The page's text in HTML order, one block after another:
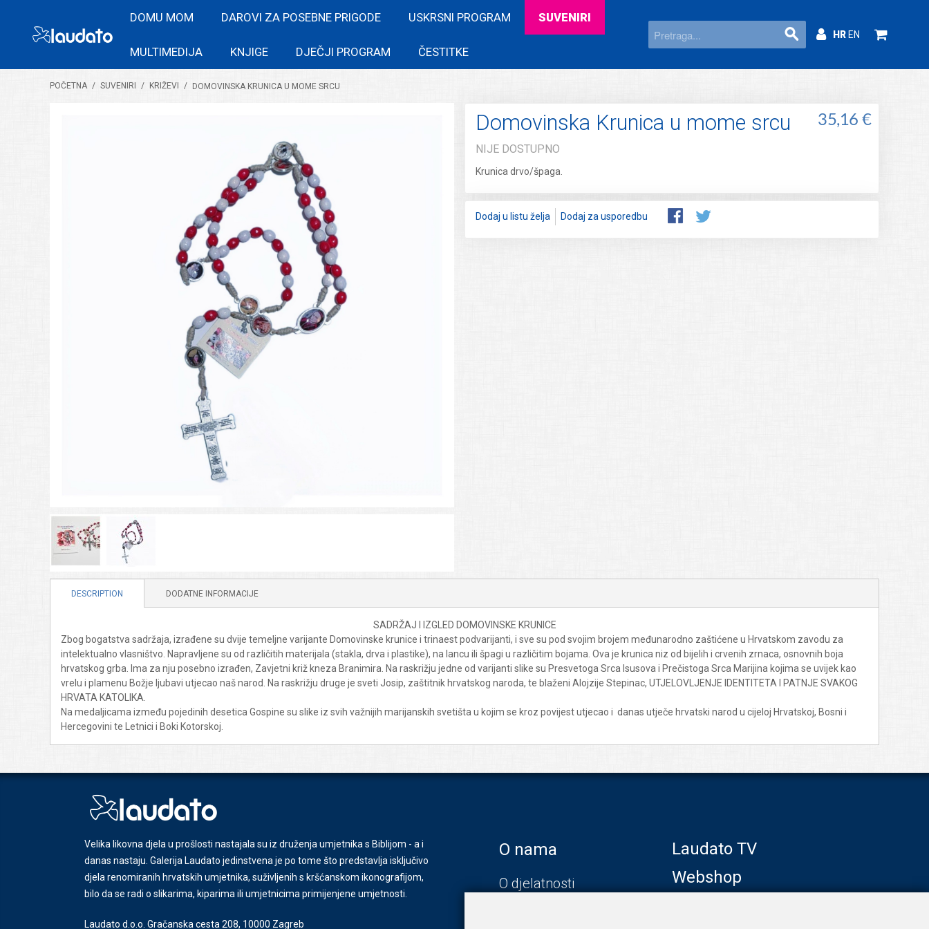
DOMU MOM DAROVI ZA POSEBNE PRIGODE USKRSNI PROGRAM SUVENIRI
MULTIMEDIJA KNJIGE DJEČJI PROGRAM ČESTITKE
HREN
POČETNA / SUVENIRI / KRIŽEVI / DOMOVINSKA KRUNICA U MOME SRCU
Domovinska Krunica u mome srcu 35,16 €
NIJE DOSTUPNO
Krunica drvo/špaga.
Dodaj u listu želja Dodaj za usporedbu
DESCRIPTION DODATNE INFORMACIJE
SADRŽAJ I IZGLED DOMOVINSKE KRUNICE
Zbog bogatstva sadržaja, izrađene su dvije temeljne varijante Domovinske krunice i trinaest podvarijanti, i sve su pod svojim brojem međunarodno zaštićene u Hrvatskom zavodu za
intelektualno vlasništvo. Napravljene su od različitih materijala (stakla, drva i plastike), na lancu ili špagi u različitim bojama. Ova je krunica niz od bijelih i crvenih zrnaca, osnovnih boja
hrvatskog grba. Ima za nju posebno izrađen, Zavjetni križ kneza Branimira. Na raskrižju jedne od varijanti slike su Presvetoga Srca Isusova i Prečistoga Srca Marijina kojima se uvijek kao
vrelu i plamenu Božje ljubavi utjecao naš narod. Na raskrižju druge je sveti Josip, zaštitnik hrvatskog naroda, te blaženi Alojzije Stepinac, UTJELOVLJENJE IDENTITETA I PATNJE SVAKOG
HRVATA KATOLIKA.
Na medaljicama između pojedinih desetica Gospine su slike iz svih važnijih marijanskih svetišta u kojim se kroz povijest utjecao i danas utječe hrvatski narod u cijeloj Hrvatskoj, Bosni i
Hercegovini te Letnici i Boki Kotorskoj.
Velika likovna djela u prošlosti nastajala su iz druženja umjetnika s Biblijom - a i
danas nastaju. Galerija Laudato jedinstvena je po tome što predstavlja isključivo
djela renomiranih hrvatskih umjetnika, suživljenih s kršćanskom ikonografijom,
bilo da se radi o slikarima, kiparima ili umjetnicima primijenjene umjetnosti.
Laudato d.o.o. Gračanska cesta 208, 10000 Zagreb
O nama
O djelatnosti
Laudato TV
Webshop